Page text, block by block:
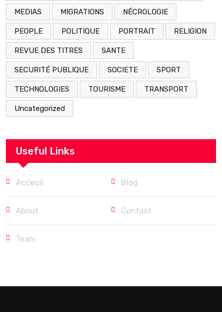
MEDIAS MIGRATIONS NÉCROLOGIE
PEOPLE POLITIQUE PORTRAIT RELIGION
REVUE DES TITRES SANTE
SECURITÉ PUBLIQUE SOCIETE SPORT
TECHNOLOGIES TOURISME TRANSPORT
Uncategorized
Useful Links
Acceuil Blog
About Contact
Team